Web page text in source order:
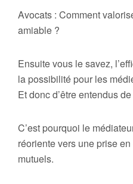
Avocats : Comment
amiable ?
Ensuite vous le savez,
la possibilité pour les
Et donc d’être entendus de
C’est pourquoi le
réoriente vers une prise
mutuels.